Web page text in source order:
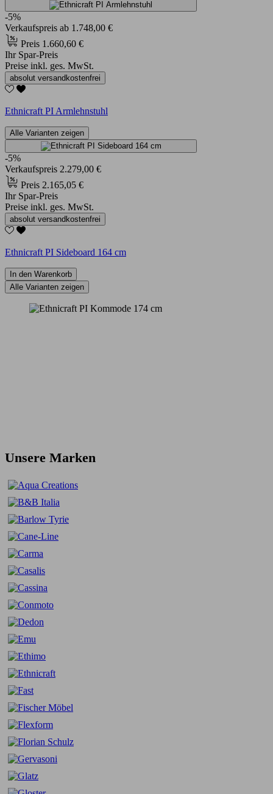
-5%
Verkaufspreis ab 1.748,00 €
Preis 1.660,60 €
Ihr Spar-Preis
Preise inkl. ges. MwSt.
absolut versandkostenfrei
Ethnicraft PI Armlehnstuhl
Alle Varianten zeigen
-5%
Verkaufspreis 2.279,00 €
Preis 2.165,05 €
Ihr Spar-Preis
Preise inkl. ges. MwSt.
absolut versandkostenfrei
Ethnicraft PI Sideboard 164 cm
In den Warenkorb
Alle Varianten zeigen
Unsere Marken